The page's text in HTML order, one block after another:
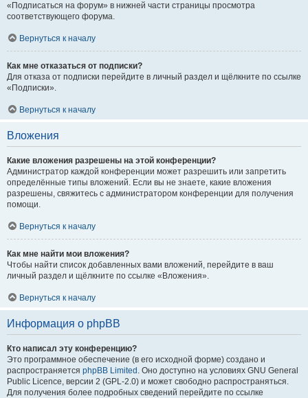
«Подписаться на форум» в нижней части страницы просмотра
соответствующего форума.
Вернуться к началу
Как мне отказаться от подписки?
Для отказа от подписки перейдите в личный раздел и щёлкните по ссылке
«Подписки».
Вернуться к началу
Вложения
Какие вложения разрешены на этой конференции?
Администратор каждой конференции может разрешить или запретить
определённые типы вложений. Если вы не знаете, какие вложения
разрешены, свяжитесь с администратором конференции для получения
помощи.
Вернуться к началу
Как мне найти мои вложения?
Чтобы найти список добавленных вами вложений, перейдите в ваш
личный раздел и щёлкните по ссылке «Вложения».
Вернуться к началу
Информация о phpBB
Кто написал эту конференцию?
Это программное обеспечение (в его исходной форме) создано и
распространяется phpBB Limited . Оно доступно на условиях GNU General
Public Licence, версии 2 (GPL-2.0) и может свободно распространяться.
Для получения более подробных сведений перейдите по ссылке